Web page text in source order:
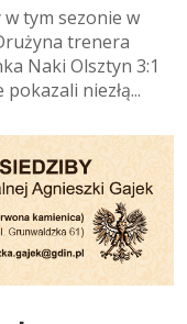
w tym sezonie w
trenera
Naki Olsztyn 3:1
niezłą...